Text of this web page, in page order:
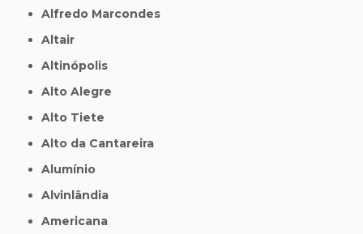
Alfredo Marcondes
Altair
Altinópolis
Alto Alegre
Alto Tiete
Alto da Cantareira
Alumínio
Alvinlândia
Americana